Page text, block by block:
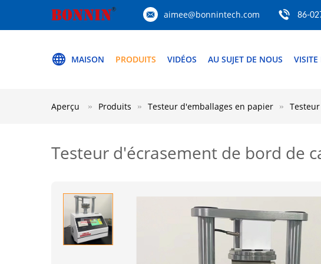
aimee@bonnintech.com 86-
MAISON PRODUITS VIDÉOS AU SUJET DE NOUS VISITE
Aperçu Produits Testeur d'emballages en papier
Testeur d'écrasement de bord de